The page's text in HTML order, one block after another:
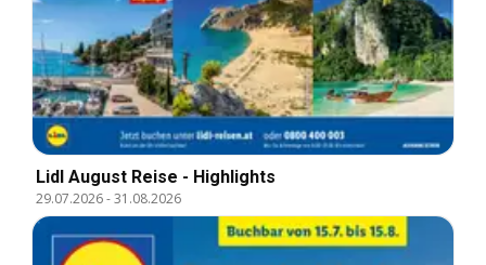
Lidl August Reise - Highlights
29.07.2026-31.08.2026